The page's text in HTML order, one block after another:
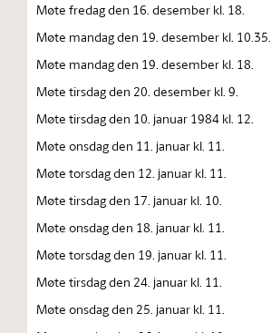
Møte fredag den 16. desember kl. 18.
Møte mandag den 19. desember kl. 10.35.
Møte mandag den 19. desember kl. 18.
Møte tirsdag den 20. desember kl. 9.
Møte tirsdag den 10. januar 1984 kl. 12.
Møte onsdag den 11. januar kl. 11.
Møte torsdag den 12. januar kl. 11.
Møte tirsdag den 17. januar kl. 10.
Møte onsdag den 18. januar kl. 11.
Møte torsdag den 19. januar kl. 11.
Møte tirsdag den 24. januar kl. 11.
Møte onsdag den 25. januar kl. 11.